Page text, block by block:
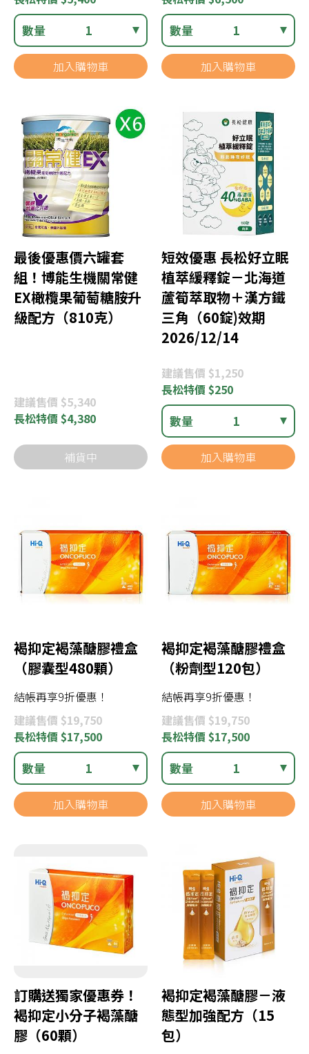
數量 1
加入購物車
數量 1
加入購物車
最後優惠價六罐套
組！博能生機關常健
EX橄欖果葡萄糖胺升
級配方（810克）
建議售價 $5,340
長松特價 $4,380
補貨中
短效優惠 長松好立眠
植萃緩釋錠－北海道
蘆筍萃取物＋漢方鐵
三角（60錠)效期
2026/12/14
建議售價 $1,250
長松特價 $250
數量 1
加入購物車
褐抑定褐藻醣膠禮盒
（膠囊型480顆）
結帳再享9折優惠！
建議售價 $19,750
長松特價 $17,500
數量 1
加入購物車
褐抑定褐藻醣膠禮盒
（粉劑型120包）
結帳再享9折優惠！
建議售價 $19,750
長松特價 $17,500
數量 1
加入購物車
訂購送獨家優惠券！
褐抑定小分子褐藻醣
膠（60顆）
褐抑定褐藻醣膠－液
態型加強配方（15
包）